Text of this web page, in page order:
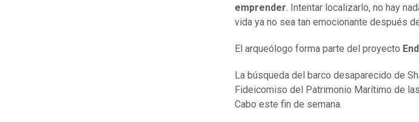
emprender. Intentar localizarlo, no hay
vida ya no sea tan emocionante después
El arqueólogo forma parte del proyecto
La búsqueda del barco desaparecido de
Fideicomiso del Patrimonio Marítimo de
Cabo este fin de semana.